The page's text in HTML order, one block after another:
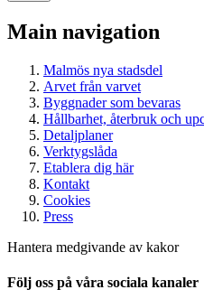
Main navigation
Malmös nya stadsdel
Arvet från varvet
Byggnader som bevaras
Hållbarhet, återbruk och
Detaljplaner
Verktygslåda
Etablera dig här
Kontakt
Cookies
Press
Hantera medgivande av kakor
Följ oss på våra sociala kanaler